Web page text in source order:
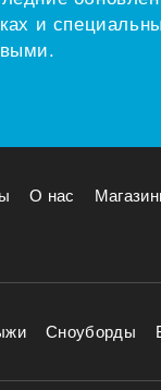
и
О нас
Сноуборды